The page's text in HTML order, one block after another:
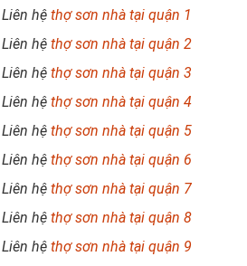
Liên hệ thợ sơn nhà tại quận 1
Liên hệ thợ sơn nhà tại quận 2
Liên hệ thợ sơn nhà tại quận 3
Liên hệ thợ sơn nhà tại quận 4
Liên hệ thợ sơn nhà tại quận 5
Liên hệ thợ sơn nhà tại quận 6
Liên hệ thợ sơn nhà tại quận 7
Liên hệ thợ sơn nhà tại quận 8
Liên hệ thợ sơn nhà tại quận 9